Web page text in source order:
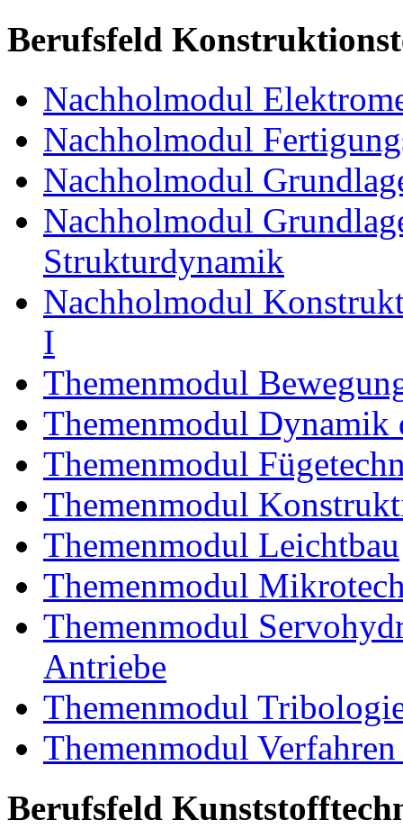
Berufsfeld
Nachholmodul
Nachholmodul
Nachholmodul
Nachholmodul
Strukturdynamik
Nachholmodul
I
Themenmodul
Themenmodul Dynamik
Themenmodul
Themenmodul
Themenmodul Leichtbau
Themenmodul
Themenmodul
Antriebe
Themenmodul
Themenmodul
Berufsfeld